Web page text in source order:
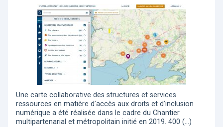
Une carte collaborative des structures et services
ressources en matière d’accès aux droits et d’inclusion
numérique a été réalisée dans le cadre du Chantier
multipartenarial et métropolitain initié en 2019. 400 (…)